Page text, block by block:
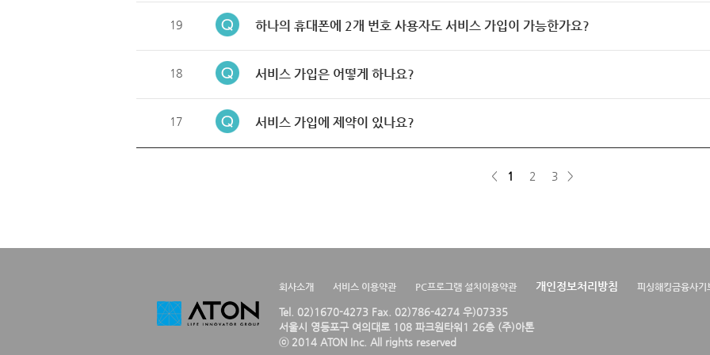
19 하나의 휴대폰에 2개 번호 사용자도 서비스 가입이 가능한가요?
18 서비스 가입은 어떻게 하나요?
17 서비스 가입에 제약이 있나요?
< 1 2 3 >
회사소개 서비스 이용약관 PC프로그램 설치이용약관 개인정보처리방침 피싱해킹금융사기
Tel. 02)1670-4273 Fax. 02)786-4274 우)07335
서울시 영등포구 여의대로 108 파크원타워1 26층 (주)아톤
ⓒ 2014 ATON Inc. All rights reserved